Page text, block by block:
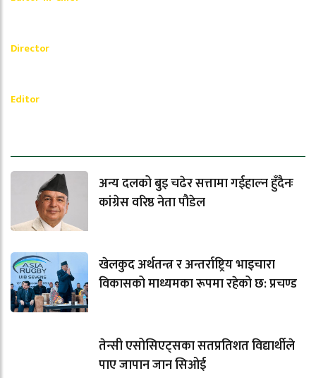
Director
Editor
अन्य दलको बुइ चढेर सत्तामा गईहाल्न हुँदैनः
कांग्रेस वरिष्ठ नेता पौडेल
खेलकुद अर्थतन्त्र र अन्तर्राष्ट्रिय भाइचारा
विकासको माध्यमका रूपमा रहेको छ: प्रचण्ड
तेन्सी एसोसिएट्सका सतप्रतिशत विद्यार्थीले
पाए जापान जान सिओई